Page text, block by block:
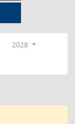
2028